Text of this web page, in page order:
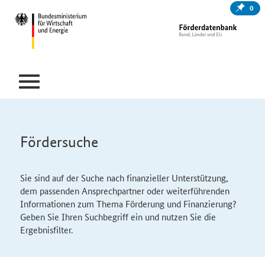
0
Fördersuche
Sie sind auf der Suche nach finanzieller Unterstützung,
dem passenden Ansprechpartner oder weiterführenden
Informationen zum Thema Förderung und Finanzierung?
Geben Sie Ihren Suchbegriff ein und nutzen Sie die
Ergebnisfilter.